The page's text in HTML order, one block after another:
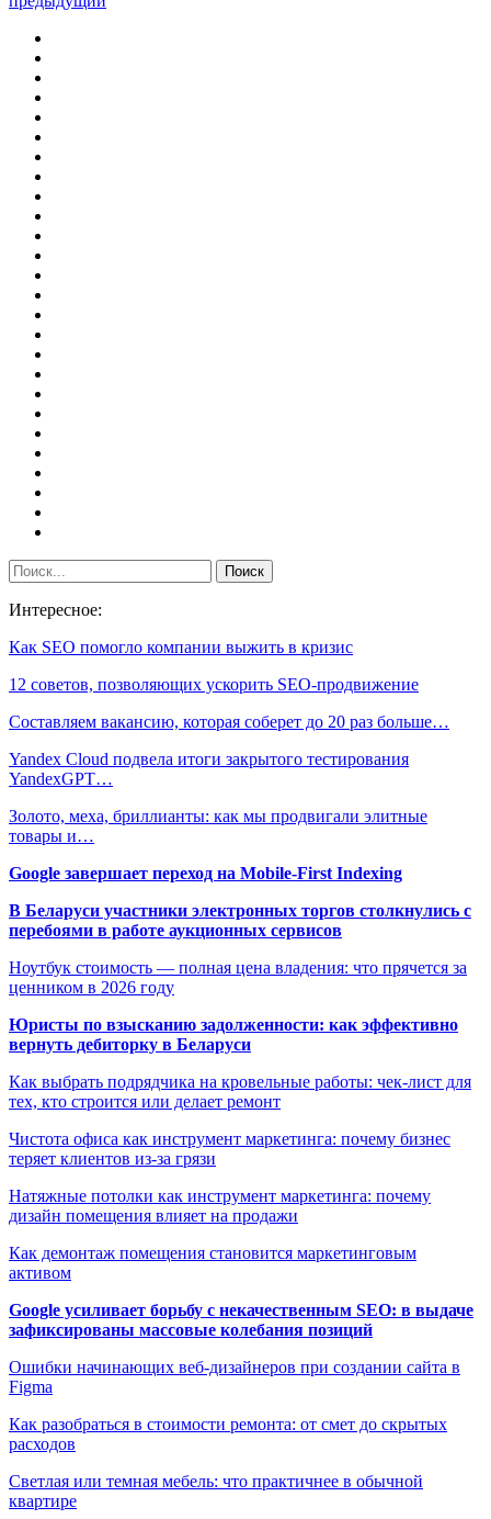
Интересное:
Как SEO помогло компании выжить в кризис
12 советов, позволяющих ускорить SEO-продвижение
Составляем вакансию, которая соберет до 20 раз больше…
Yandex Cloud подвела итоги закрытого тестирования
YandexGPT…
Золото, меха, бриллианты: как мы продвигали элитные
товары и…
Google завершает переход на Mobile-First Indexing
В Беларуси участники электронных торгов столкнулись с
перебоями в работе аукционных сервисов
Ноутбук стоимость — полная цена владения: что прячется за
ценником в 2026 году
Юристы по взысканию задолженности: как эффективно
вернуть дебиторку в Беларуси
Как выбрать подрядчика на кровельные работы: чек-лист для
тех, кто строится или делает ремонт
Чистота офиса как инструмент маркетинга: почему бизнес
теряет клиентов из-за грязи
Натяжные потолки как инструмент маркетинга: почему
дизайн помещения влияет на продажи
Как демонтаж помещения становится маркетинговым
активом
Google усиливает борьбу с некачественным SEO: в выдаче
зафиксированы массовые колебания позиций
Ошибки начинающих веб-дизайнеров при создании сайта в
Figma
Как разобраться в стоимости ремонта: от смет до скрытых
расходов
Светлая или темная мебель: что практичнее в обычной
квартире